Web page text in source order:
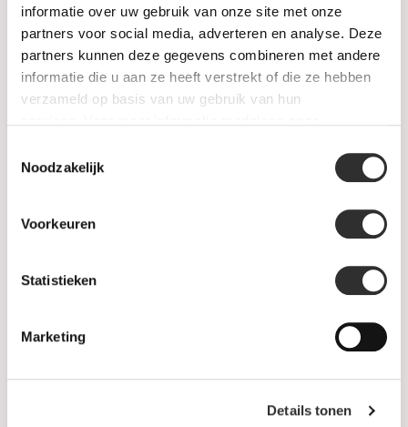
informatie over uw gebruik van onze site met onze
partners voor social media, adverteren en analyse. Deze
partners kunnen deze gegevens combineren met andere
informatie die u aan ze heeft verstrekt of die ze hebben
verzameld op basis van uw gebruik van hun
Noodzakelijk
Voorkeuren
Statistieken
Marketing
Details tonen
Heren Sieraden
SALE
Levertijd & verzendkosten